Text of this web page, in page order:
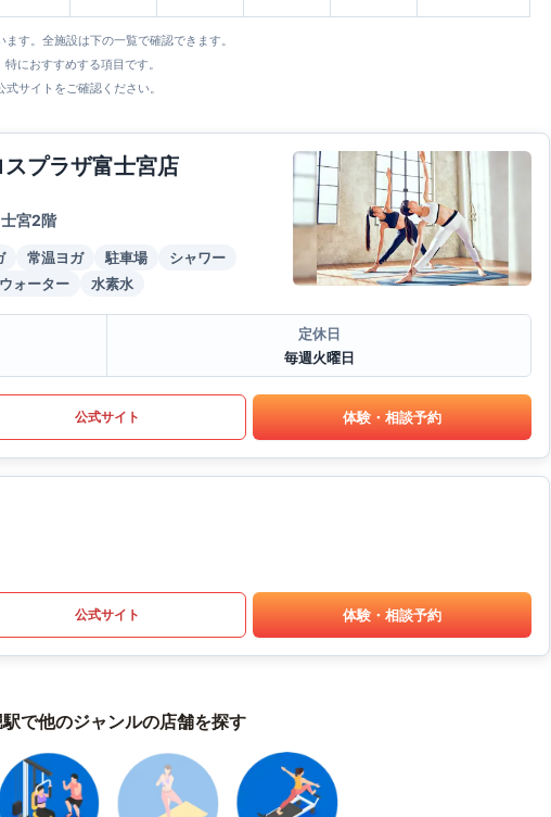
す。全施設は下の一覧で確認できます。
におすすめする項目です。
サイトをご確認ください。
プラザ富士宮店
宮2階
常温ヨガ 駐車場
シャワー
ォーター 水素水
定休日
毎週火曜日
公式サイト 体験・相談予約
公式サイト 体験・相談予約
で他のジャンルの店舗を探す